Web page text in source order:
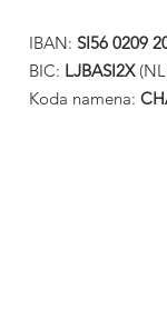
IBAN: SI56 0209
BIC: LJBASI2X
Koda namena: